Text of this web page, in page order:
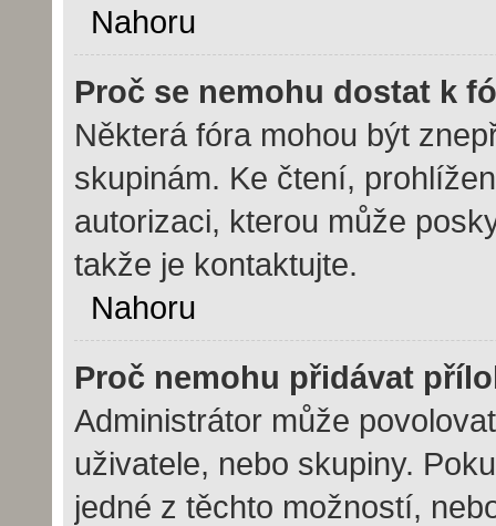
Nahoru
Proč se nemohu dostat k
Některá fóra mohou být
skupinám. Ke čtení,
autorizaci, kterou může
takže je kontaktujte.
Nahoru
Proč nemohu přidávat
Administrátor může
uživatele, nebo skupiny.
jedné z těchto možností,